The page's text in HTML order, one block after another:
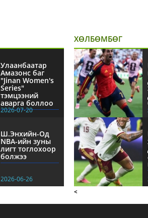
Улаанбаатар
Амазонс баг
"Jinan Women's
Series"
тэмцээний
аварга боллоо
2026-07-20
Ш.Энхийн-Од
NBА-ийн зуны
лигт тоглохоор
болжээ
2026-06-26
ХӨЛБӨМБӨГ
<